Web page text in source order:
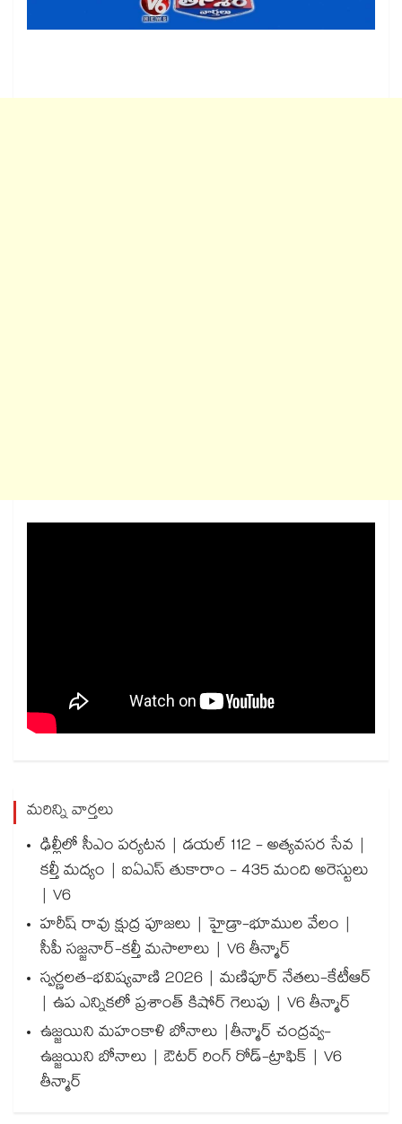
మరిన్ని వార్తలు
ఢిల్లీలో సీఎం పర్యటన | డయల్ 112 - అత్యవసర సేవ |
కల్తీ మద్యం | ఐఏఎస్ తుకారాం - 435 మంది అరెస్టులు
| V6
హరీష్ రావు క్షుద్ర పూజలు | హైడ్రా-భూముల వేలం |
సీపీ సజ్జనార్-కల్తీ మసాలాలు | V6 తీన్మార్
స్వర్ణలత-భవిష్యవాణి 2026 | మణిపూర్ నేతలు-కేటీఆర్
| ఉప ఎన్నికలో ప్రశాంత్ కిషోర్ గెలుపు | V6 తీన్మార్
ఉజ్జయిని మహంకాళి బోనాలు |తీన్మార్ చంద్రవ్వ-
ఉజ్జయిని బోనాలు | ఔటర్ రింగ్ రోడ్-ట్రాఫిక్ | V6
తీన్మార్